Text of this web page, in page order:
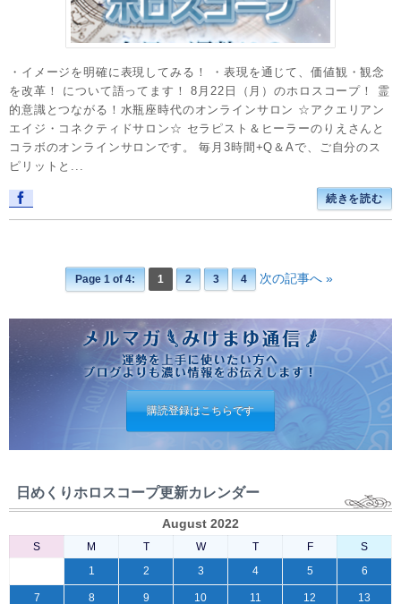
・イメージを明確に表現してみる！ ・表現を通じて、価値観・観念
を改革！ について語ってます！ 8月22日（月）のホロスコープ！ 霊
的意識とつながる！水瓶座時代のオンラインサロン ☆アクエリアン
エイジ・コネクティドサロン☆ セラピスト＆ヒーラーのりえさんと
コラボのオンラインサロンです。 毎月3時間+Q＆Aで、ご自分のス
ピリットと...
続きを読む
Page 1 of 4: 1 2 3 4 次の記事へ »
購読登録はこちらです
日めくりホロスコープ更新カレンダー
August 2022
S M T W T F
S
1
2 3 4 5 6
7 8 9 10 11 12 13